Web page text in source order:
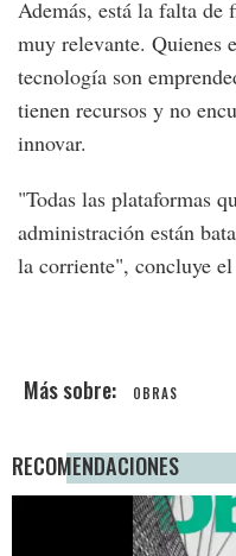
Además, está la falta de
muy relevante. Quienes
tecnología son
tienen recursos y no
innovar.
"Todas las plataformas
administración están
la corriente", concluye
OBRAS
RECOMENDACIONES